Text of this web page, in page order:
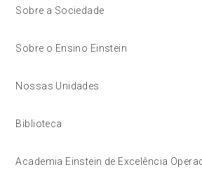
Sobre a Sociedade
Sobre o Ensino Einstein
Nossas Unidades
Biblioteca
Academia Einstein de Excelência